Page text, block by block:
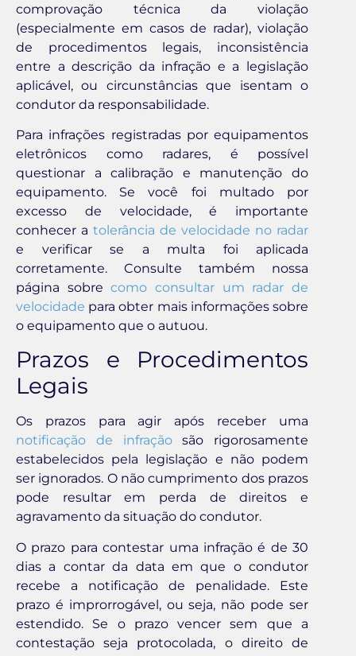
comprovação técnica da violação
(especialmente em casos de radar), violação
de procedimentos legais, inconsistência
entre a descrição da infração e a legislação
aplicável, ou circunstâncias que isentam o
condutor da responsabilidade.
Para infrações registradas por equipamentos
eletrônicos como radares, é possível
questionar a calibração e manutenção do
equipamento. Se você foi multado por
excesso de velocidade, é importante
conhecer a tolerância de velocidade no radar
e verificar se a multa foi aplicada
corretamente. Consulte também nossa
página sobrecomo consultar um radar de
velocidade para obter mais informações sobre
o equipamento que o autuou.
Prazos e Procedimentos
Legais
Os prazos para agir após receber uma
notificação de infraçãosão rigorosamente
estabelecidos pela legislação e não podem
ser ignorados. O não cumprimento dos prazos
pode resultar em perda de direitos e
agravamento da situação do condutor.
O prazo para contestar uma infração é de 30
dias a contar da data em que o condutor
recebe a notificação de penalidade. Este
prazo é improrrogável, ou seja, não pode ser
estendido. Se o prazo vencer sem que a
contestação seja protocolada, o direito de